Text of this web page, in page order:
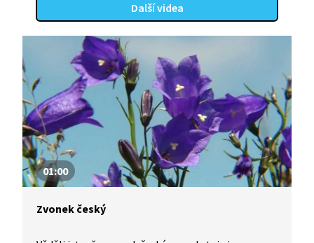
Další videa
01:00
Zvonek český